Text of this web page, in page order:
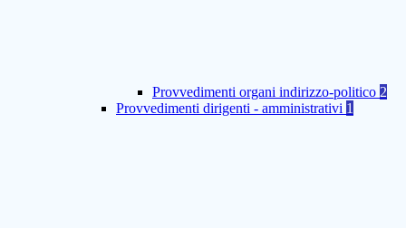
Provvedimenti organi indirizzo-politico 2
Provvedimenti dirigenti - amministrativi 1